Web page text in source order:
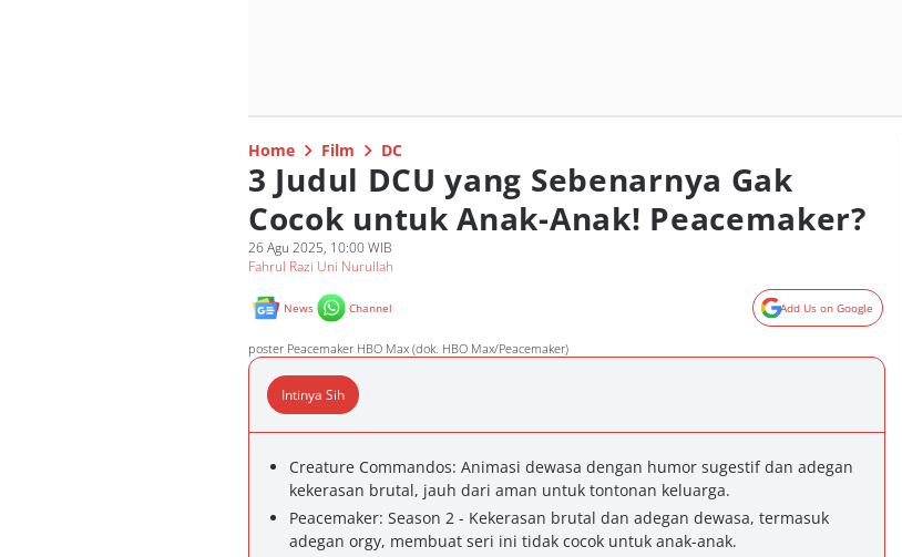
Home Film DC
3 Judul DCU yang Sebenarnya Gak
Cocok untuk Anak-Anak! Peacemaker?
26 Agu 2025, 10:00 WIB
Fahrul Razi Uni Nurullah
News Channel Add Us on Google
poster Peacemaker HBO Max (dok. HBO Max/Peacemaker)
Intinya Sih
Creature Commandos: Animasi dewasa dengan humor sugestif dan adegan
kekerasan brutal, jauh dari aman untuk tontonan keluarga.
Peacemaker: Season 2 - Kekerasan brutal dan adegan dewasa, termasuk
adegan orgy, membuat seri ini tidak cocok untuk anak-anak.